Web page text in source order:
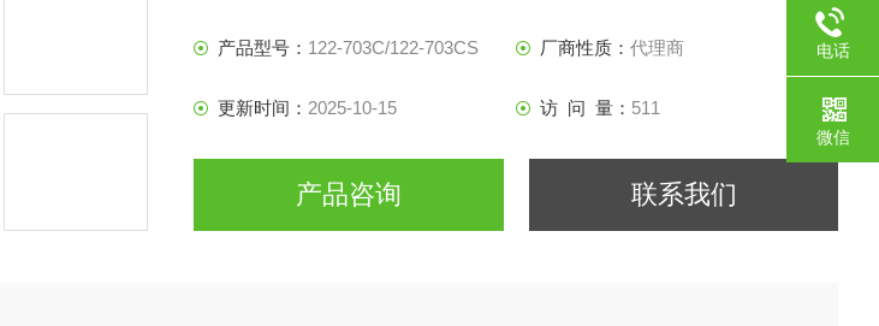
产品型号： 122-703C/122-703CS 厂商性质：代理商
更新时间： 2025-10-15 访 问 量： 511
产品咨询 联系我们
电话
微信